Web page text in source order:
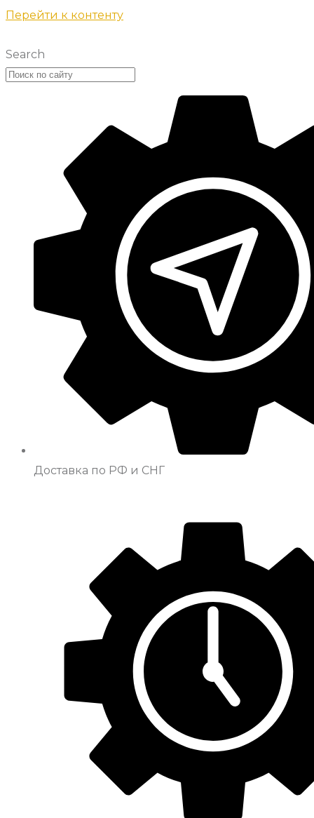
Перейти к контенту
Search
Доставка по РФ и СНГ